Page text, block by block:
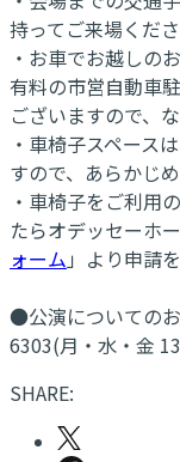
持ってご来場くださ
・お車でお越しの
有料の市営自動車
ございますので、
・車椅子スペース
すので、あらかじ
・車椅子をご利用
たらオデッセーホ
ォーム 」より申請
●公演についての
6303(月・水・金
SHARE: